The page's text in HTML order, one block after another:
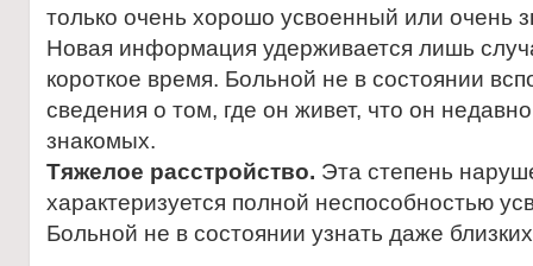
только очень хорошо усвоенный или очень
Новая информация удерживается лишь
короткое время. Больной не в состоянии
сведения о том, где он живет, что он
знакомых.
Тяжелое расстройство. Эта степень
характеризуется полной неспособностью
Больной не в состоянии узнать даже